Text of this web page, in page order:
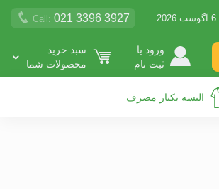
Call: 021 3396 3927
ورود یا
ثبت نام
سبد خرید
محصولات شما
البسه یکبار مصرف